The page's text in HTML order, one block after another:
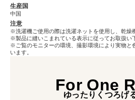
生産国
中国
注意
※洗濯機ご使用の際は洗濯ネットを使用し、乾燥
※製品に縫いこまれている表示に従ってお取扱い
※ご覧のモニターの環境、撮影環境により実物と
います。
For One
ゆったりくつろげ